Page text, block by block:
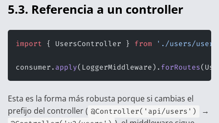
5.3. Referencia a un controller
import { UsersController } from './users/
consumer. apply(LoggerMiddleware). forRoutes
Esta es la forma más robusta porque si cambias el
prefijo del controller ( @Controller('api/users') →